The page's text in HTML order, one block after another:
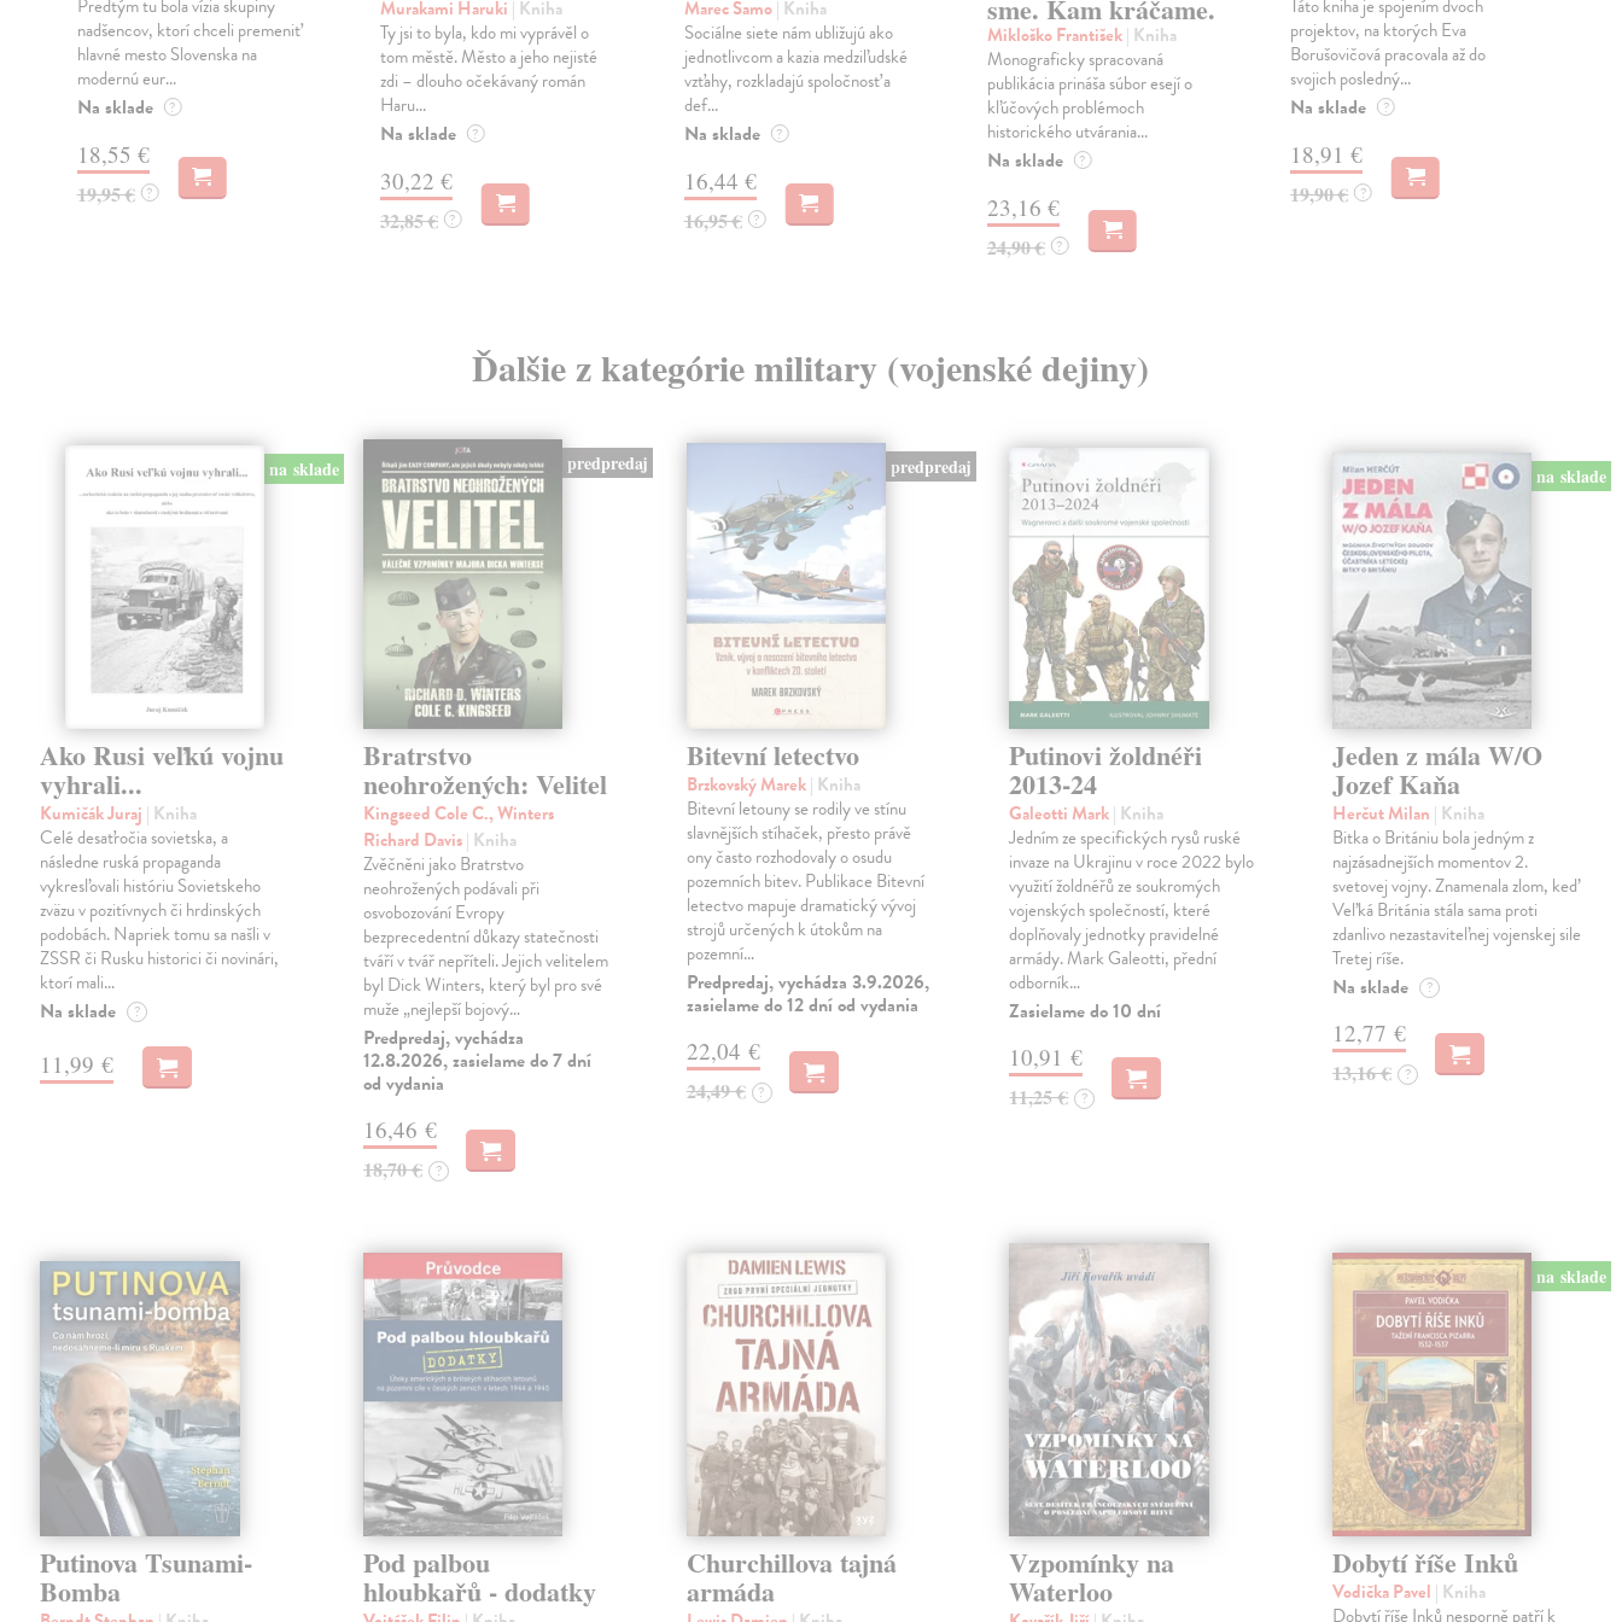
Predtým tu bola vízia skupiny
nadšencov, ktorí chceli premeniť
hlavné mesto Slovenska na
modernú eur...
Na sklade ?
18,55 €
19,95 € ?
Murakami Haruki | Kniha
Ty jsi to byla, kdo mi vyprávěl o
tom městě. Město a jeho nejisté
zdi – dlouho očekávaný román
Haru...
Na sklade ?
30,22 €
32,85 € ?
Marec Samo| Kniha
Sociálne siete nám ubližujú ako
jednotlivcom a kazia medziľudské
vzťahy, rozkladajú spoločnosť a
def...
Na sklade ?
16,44 €
16,95 € ?
sme. Kam kráčame.
Mikloško František| Kniha
Monograficky spracovaná
publikácia prináša súbor esejí o
kľúčových problémoch
historického utvárania...
Na sklade ?
23,16 €
24,90 € ?
Táto kniha je spojením dvoch
projektov, na ktorých Eva
Borušovičová pracovala až do
svojich posledný...
Na sklade ?
18,91 €
19,90 € ?
Ďalšie z kategórie military (vojenské dejiny)
na sklade
Ako Rusi veľkú vojnu
vyhrali...
Kumičák Juraj | Kniha
Celé desaťročia sovietska, a
následne ruská propaganda
vykresľovali históriu Sovietskeho
zväzu v pozitívnych či hrdinských
podobách. Napriek tomu sa našli v
ZSSR či Rusku historici či novinári,
ktorí mali…
Na sklade ?
11,99 €
predpredaj
Bratrstvo
neohrožených: Velitel
Kingseed Cole C., Winters
Richard Davis| Kniha
Zvěčněni jako Bratrstvo
neohrožených podávali při
osvobozování Evropy
bezprecedentní důkazy statečnosti
tváří v tvář nepříteli. Jejich velitelem
byl Dick Winters, který byl pro své
muže „nejlepší bojový…
Predpredaj, vychádza
12.8.2026, zasielame do 7 dní
od vydania
16,46 €
18,70 € ?
predpredaj
Bitevní letectvo
Brzkovský Marek| Kniha
Bitevní letouny se rodily ve stínu
slavnějších stíhaček, přesto právě
ony často rozhodovaly o osudu
pozemních bitev. Publikace Bitevní
letectvo mapuje dramatický vývoj
strojů určených k útokům na
pozemní…
Predpredaj, vychádza 3.9.2026,
zasielame do 12 dní od vydania
22,04 €
24,49 € ?
Putinovi žoldnéři
2013-24
Galeotti Mark| Kniha
Jedním ze specifických rysů ruské
invaze na Ukrajinu v roce 2022 bylo
využití žoldnéřů ze soukromých
vojenských společností, které
doplňovaly jednotky pravidelné
armády. Mark Galeotti, přední
odborník…
Zasielame do 10 dní
10,91 €
11,25 € ?
na sklade
Jeden z mála W/O
Jozef Kaňa
Herčut Milan | Kniha
Bitka o Britániu bola jedným z
najzásadnejších momentov 2.
svetovej vojny. Znamenala zlom, keď
Veľká Británia stála sama proti
zdanlivo nezastaviteľnej vojenskej sile
Tretej ríše.
Na sklade ?
12,77 €
13,16 € ?
Putinova Tsunami-
Bomba
Pod palbou
hloubkařů - dodatky
Churchillova tajná
armáda
Vzpomínky na
Waterloo
na sklade
Dobytí říše Inků
Vodička Pavel | Kniha
Dobytí říše Inků nesporně patří k